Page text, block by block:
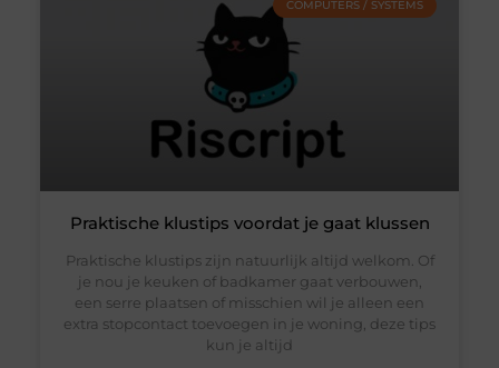
COMPUTERS / SYSTEMS
Praktische klustips voordat je gaat klussen
Praktische klustips zijn natuurlijk altijd welkom. Of
je nou je keuken of badkamer gaat verbouwen,
een serre plaatsen of misschien wil je alleen een
extra stopcontact toevoegen in je woning, deze tips
kun je altijd